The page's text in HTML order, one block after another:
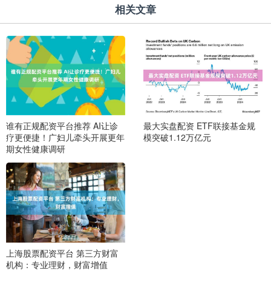
相关文章
谁有正规配资平台推荐 AI让诊
疗更便捷！广妇儿牵头开展更年
期女性健康调研
最大实盘配资 ETF联接基金规
模突破1.12万亿元
上海股票配资平台 第三方财富
机构：专业理财，财富增值